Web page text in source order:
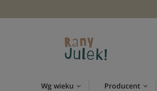
Wg wieku Producent